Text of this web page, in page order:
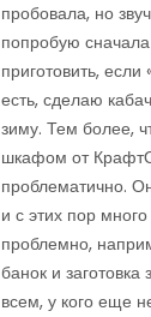
пробовала, но
попробую
приготовить, если
есть, сделаю
зиму. Тем более,
шкафом от
проблематично.
и с этих пор
проблемно,
банок и заготовка
всем, у кого еще